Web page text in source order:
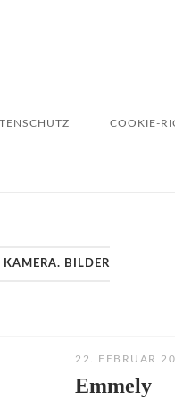
COOKIE-
KAMERA. BILDER
22. FEBRUAR
Emmely